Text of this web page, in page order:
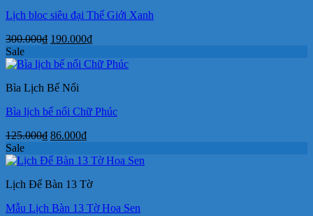
Lịch bloc siêu đại Thế Giới Xanh
300.000₫ Giá
là:
190.000₫Giá
tại
Sale
Bìa Lịch Bế Nổi
Bìa lịch bế nổi Chữ Phúc
125.000₫ Giá
là:
86.000₫Giá
tại
86.000₫.
Sale
Lịch Để Bàn 13 Tờ
Mẫu Lịch Bàn 13 Tờ Hoa Sen